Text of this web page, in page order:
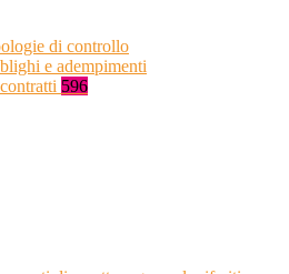
di controllo
e adempimenti
596